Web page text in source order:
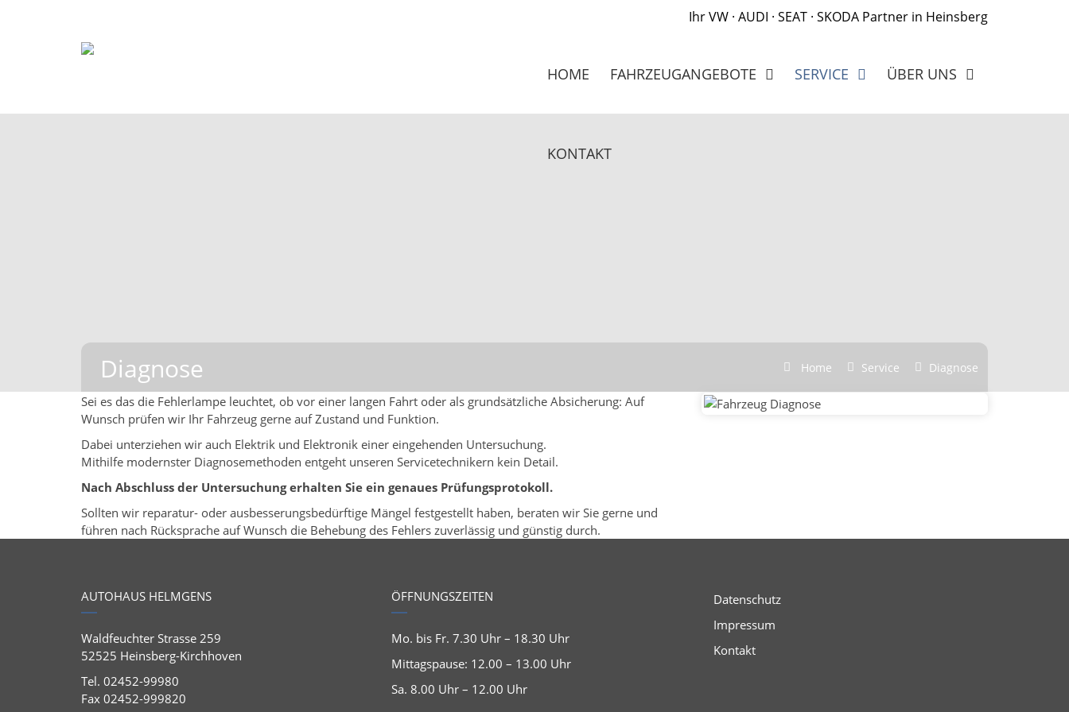
Ihr VW · AUDI · SEAT · SKODA Partner in Heinsberg
HOME FAHRZEUGANGEBOTE SERVICE ÜBER UNS
KONTAKT
Diagnose Home Service Diagnose
Sei es das die Fehlerlampe leuchtet, ob vor einer langen Fahrt oder als grundsätzliche Absicherung: Auf
Wunsch prüfen wir Ihr Fahrzeug gerne auf Zustand und Funktion.
Dabei unterziehen wir auch Elektrik und Elektronik einer eingehenden Untersuchung.
Mithilfe modernster Diagnosemethoden entgeht unseren Servicetechnikern kein Detail.
Nach Abschluss der Untersuchung erhalten Sie ein genaues Prüfungsprotokoll.
Sollten wir reparatur- oder ausbesserungsbedürftige Mängel festgestellt haben, beraten wir Sie gerne und
führen nach Rücksprache auf Wunsch die Behebung des Fehlers zuverlässig und günstig durch.
AUTOHAUS HELMGENS
Waldfeuchter Strasse 259
52525 Heinsberg-Kirchhoven
Tel. 02452-99980
Fax 02452-999820
ÖFFNUNGSZEITEN
Mo. bis Fr. 7.30 Uhr – 18.30 Uhr
Mittagspause: 12.00 – 13.00 Uhr
Sa. 8.00 Uhr – 12.00 Uhr
Datenschutz
Impressum
Kontakt